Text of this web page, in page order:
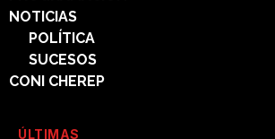
NOTICIAS
POLÍTICA
SUCESOS
CONI CHEREP
ÚLTIMAS